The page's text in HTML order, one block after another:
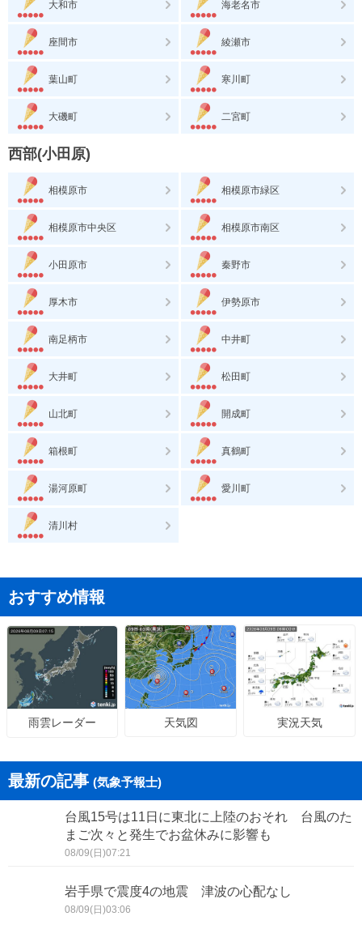
大和市 海老名市
座間市 綾瀬市
葉山町 寒川町
大磯町 二宮町
西部(小田原)
相模原市 相模原市緑区
相模原市中央区 相模原市南区
小田原市 秦野市
厚木市 伊勢原市
南足柄市 中井町
大井町 松田町
山北町 開成町
箱根町 真鶴町
湯河原町 愛川町
清川村
おすすめ情報
雨雲レーダー 天気図 実況天気
最新の記事 (気象予報士)
台風15号は11日に東北に上陸のおそれ 台風のた
まご次々と発生でお盆休みに影響も
08/09(日)07:21
岩手県で震度4の地震 津波の心配なし
08/09(日)03:06